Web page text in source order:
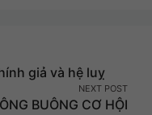
giả và hệ luỵ
NEXT POST
BUÔNG CƠ HỘI